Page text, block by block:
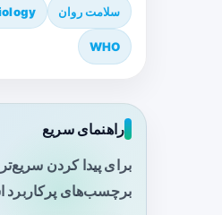
سلامت روان
WHO
راهنمای سریع
برای پیدا کردن
برچسب‌های پرکاربرد